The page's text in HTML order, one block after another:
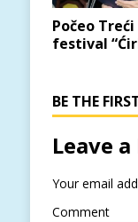
Počeo
festival
BE THE
Leave
Your email
Comment